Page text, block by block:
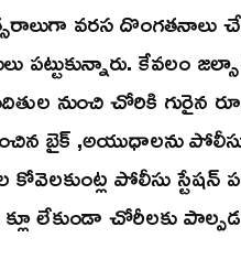
వరస దొంగతనాలు
పట్టుకున్నారు.
నుంచి చోరికి గురైన
బైక్ ,అయుధాలను
పోలీసు
లేకుండా చోరీలకు